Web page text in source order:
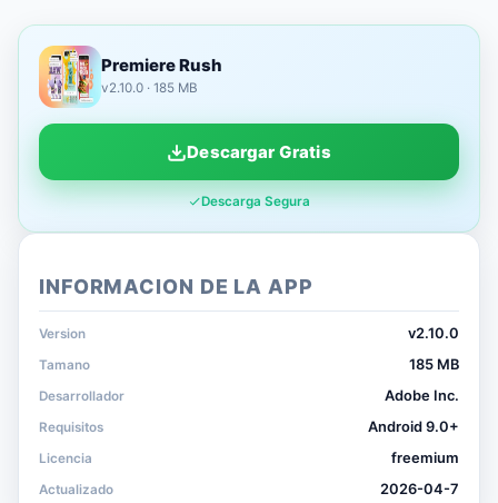
Premiere Rush
v2.10.0 · 185 MB
Descargar Gratis
Descarga Segura
INFORMACION DE LA APP
Version v2.10.0
Tamano 185 MB
Desarrollador Adobe Inc.
Requisitos Android 9.0+
Licencia freemium
Actualizado 2026-04-7